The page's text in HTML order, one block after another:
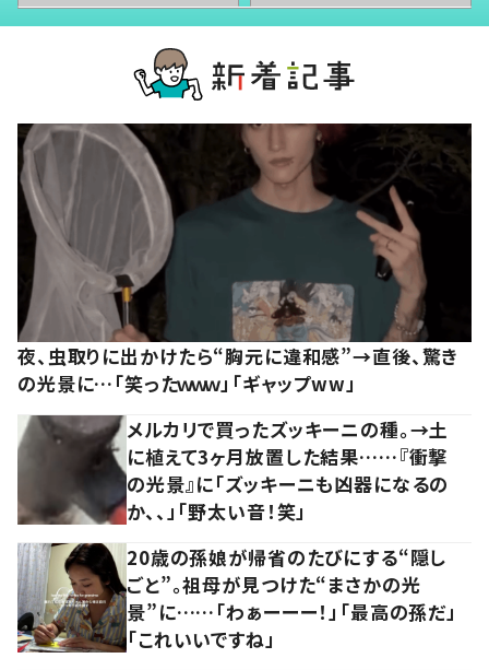
夜、虫取りに出かけたら“胸元に違和感”→直後、驚き
の光景に…「笑ったｗｗｗ」「ギャップww」
メルカリで買ったズッキーニの種。→土
に植えて3ヶ月放置した結果……『衝撃
の光景』に「ズッキーニも凶器になるの
か、、」「野太い音！笑」
20歳の孫娘が帰省のたびにする“隠し
ごと”。祖母が見つけた“まさかの光
景”に……「わぁーーー！」「最高の孫だ」
「これいいですね」